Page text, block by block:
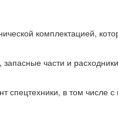
комплектацией,
части и
в том числе с